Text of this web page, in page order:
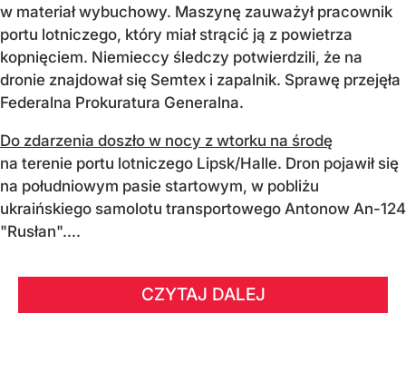
w materiał wybuchowy. Maszynę zauważył pracownik
portu lotniczego, który miał strącić ją z powietrza
kopnięciem. Niemieccy śledczy potwierdzili, że na
dronie znajdował się Semtex i zapalnik. Sprawę przejęła
Federalna Prokuratura Generalna.
Do zdarzenia doszło w nocy z wtorku na środę
na terenie portu lotniczego Lipsk/Halle. Dron pojawił się
na południowym pasie startowym, w pobliżu
ukraińskiego samolotu transportowego Antonow An-124
"Rusłan"....
CZYTAJ DALEJ